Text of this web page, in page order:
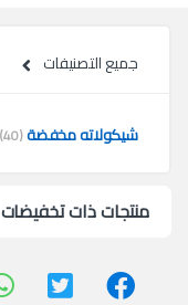
جميع التصنيفات
شيكولاته مخفضة(40)
منتجات ذات تخفيضات